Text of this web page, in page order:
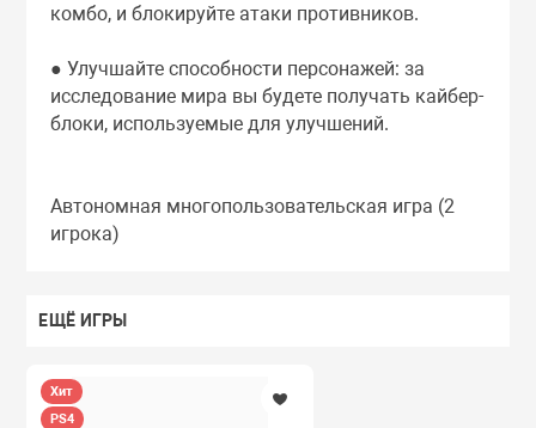
комбо, и блокируйте атаки противников.
● Улучшайте способности персонажей: за
исследование мира вы будете получать кайбер-
блоки, используемые для улучшений.
Автономная многопользовательская игра (2
игрока)
ЕЩЁ ИГРЫ
Хит
PS4